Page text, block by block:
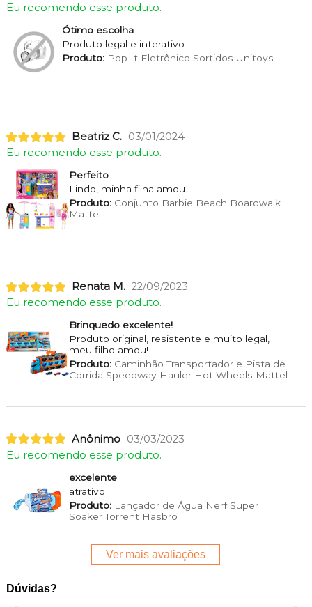
Eu recomendo esse produto.
Ótimo escolha
Produto legal e interativo
Produto:Pop It Eletrônico Sortidos Unitoys
Beatriz C. 03/01/2024
Eu recomendo esse produto.
Perfeito
Lindo, minha filha amou.
Produto:Conjunto Barbie Beach Boardwalk
Mattel
Renata M. 22/09/2023
Eu recomendo esse produto.
Brinquedo excelente!
Produto original, resistente e muito legal,
meu filho amou!
Produto:Caminhão Transportador e Pista de
Corrida Speedway Hauler Hot Wheels Mattel
Anônimo 03/03/2023
Eu recomendo esse produto.
excelente
atrativo
Produto:Lançador de Água Nerf Super
Soaker Torrent Hasbro
Ver mais avaliações
Dúvidas?